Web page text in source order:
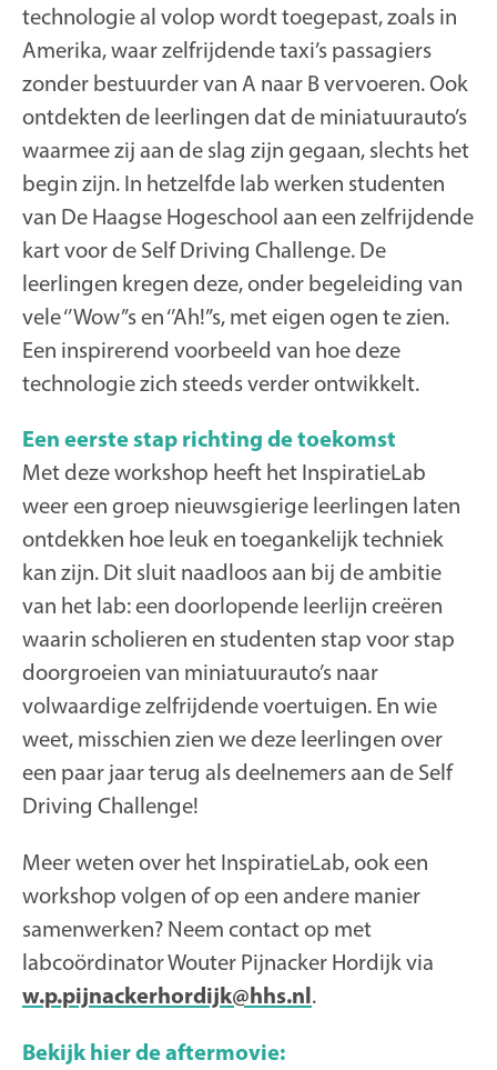
technologie al volop wordt toegepast, zoals in
Amerika, waar zelfrijdende taxi’s passagiers
zonder bestuurder van A naar B vervoeren. Ook
ontdekten de leerlingen dat de miniatuurauto’s
waarmee zij aan de slag zijn gegaan, slechts het
begin zijn. In hetzelfde lab werken studenten
van De Haagse Hogeschool aan een zelfrijdende
kart voor de Self Driving Challenge. De
leerlingen kregen deze, onder begeleiding van
vele ‘’Wow’’s en ‘’Ah!’’s, met eigen ogen te zien.
Een inspirerend voorbeeld van hoe deze
technologie zich steeds verder ontwikkelt.
Een eerste stap richting de toekomst
Met deze workshop heeft het InspiratieLab
weer een groep nieuwsgierige leerlingen laten
ontdekken hoe leuk en toegankelijk techniek
kan zijn. Dit sluit naadloos aan bij de ambitie
van het lab: een doorlopende leerlijn creëren
waarin scholieren en studenten stap voor stap
doorgroeien van miniatuurauto’s naar
volwaardige zelfrijdende voertuigen. En wie
weet, misschien zien we deze leerlingen over
een paar jaar terug als deelnemers aan de Self
Driving Challenge!
Meer weten over het InspiratieLab, ook een
workshop volgen of op een andere manier
samenwerken? Neem contact op met
labcoördinator Wouter Pijnacker Hordijk via
w.p.pijnackerhordijk@hhs.nl.
Bekijk hier de aftermovie: